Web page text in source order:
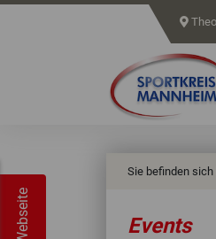
Sie befinden sich
Events